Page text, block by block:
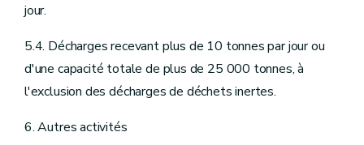
jour.
5.4. Décharges recevant plus de 10 tonnes par jour ou
d'une capacité totale de plus de 25 000 tonnes, à
l'exclusion des décharges de déchets inertes.
6. Autres activités